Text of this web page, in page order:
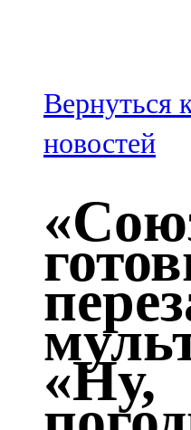
100,3 FM
Зәй
106,6 FM
Кадыбаш
105,2 FM
Казан
91,5 FM
Кайбыч
106,1 FM
Вернуться
новостей
«Ну,